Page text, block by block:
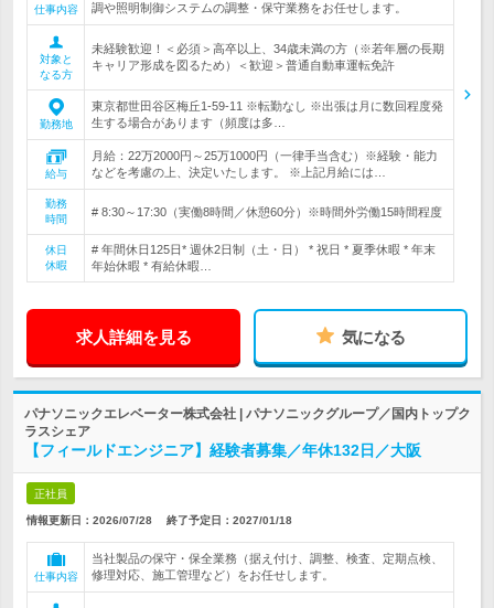
仕事内容
調や照明制御システムの調整・保守業務をお任せします。
対象と
なる方
未経験歓迎！＜必須＞高卒以上、34歳未満の方（※若年層の長期
キャリア形成を図るため）＜歓迎＞普通自動車運転免許
勤務地
東京都世田谷区梅丘1-59-11 ※転勤なし ※出張は月に数回程度発
生する場合があります（頻度は多…
給与
月給：22万2000円～25万1000円（一律手当含む）※経験・能力
などを考慮の上、決定いたします。 ※上記月給には…
勤務
時間
# 8:30～17:30（実働8時間／休憩60分）※時間外労働15時間程度
休日
休暇
# 年間休日125日* 週休2日制（土・日） * 祝日 * 夏季休暇 * 年末
年始休暇 * 有給休暇…
求人詳細を見る 気になる
パナソニックエレベーター株式会社 | パナソニックグループ／国内トップク
ラスシェア
【フィールドエンジニア】経験者募集／年休132日／大阪
正社員
情報更新日：2026/07/28 終了予定日： 2027/01/18
仕事内容
当社製品の保守・保全業務（据え付け、調整、検査、定期点検、
修理対応、施工管理など）をお任せします。